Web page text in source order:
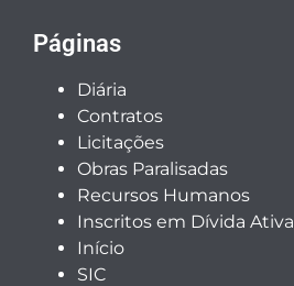
Páginas
Diária
Contratos
Licitações
Obras Paralisadas
Recursos Humanos
Inscritos em Dívida Ativa
Início
SIC